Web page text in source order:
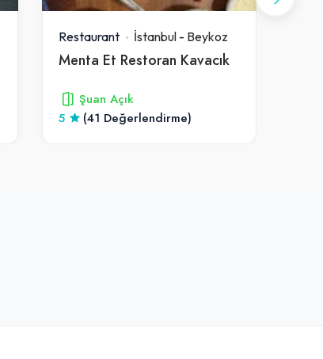
Restaurant İstanbul- Beykoz
Menta Et Restoran Kavacık
Şuan Açık
5
(41 Değerlendirme)